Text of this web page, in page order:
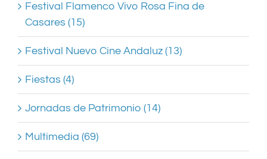
Festival Flamenco Vivo Rosa Fina de
Casares (15)
Festival Nuevo Cine Andaluz (13)
Fiestas (4)
Jornadas de Patrimonio (14)
Multimedia (69)